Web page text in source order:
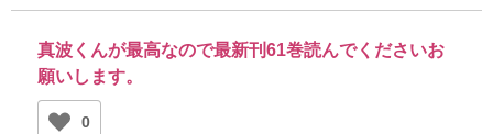
真波くんが最高なので最新刊61巻読んでくださいお
願いします。
0